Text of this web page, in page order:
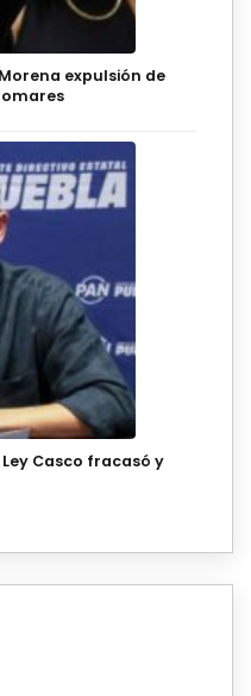
expulsión de
Casco fracasó y